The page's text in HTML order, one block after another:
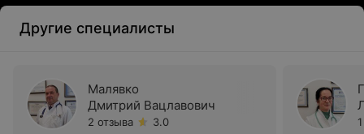
Другие специалисты
Малявко
Дмитрий Вацлавович
2 отзыва
3.0